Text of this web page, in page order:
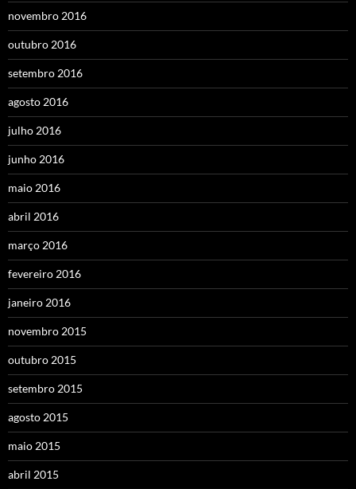
novembro 2016
outubro 2016
setembro 2016
agosto 2016
julho 2016
junho 2016
maio 2016
abril 2016
março 2016
fevereiro 2016
janeiro 2016
novembro 2015
outubro 2015
setembro 2015
agosto 2015
maio 2015
abril 2015